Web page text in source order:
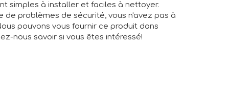
simples à installer et faciles à nettoyer.
problèmes de sécurité, vous n'avez pas à
pouvons vous fournir ce produit dans
nous savoir si vous êtes intéressé!